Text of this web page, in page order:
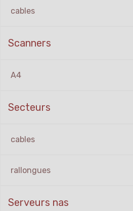
cables
Scanners
A4
Secteurs
cables
rallongues
Serveurs nas